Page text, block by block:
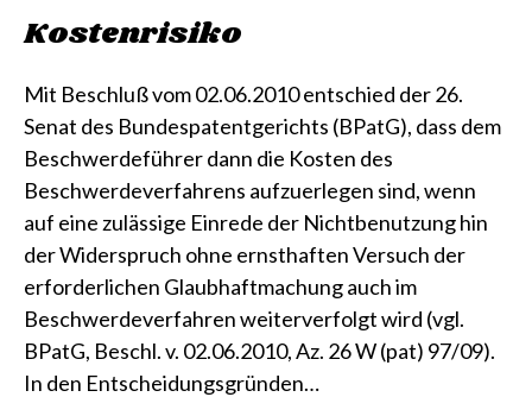
Kostenrisiko
Mit Beschluß vom 02.06.2010 entschied der 26.
Senat des Bundespatentgerichts (BPatG), dass dem
Beschwerdeführer dann die Kosten des
Beschwerdeverfahrens aufzuerlegen sind, wenn
auf eine zulässige Einrede der Nichtbenutzung hin
der Widerspruch ohne ernsthaften Versuch der
erforderlichen Glaubhaftmachung auch im
Beschwerdeverfahren weiterverfolgt wird (vgl.
BPatG, Beschl. v. 02.06.2010, Az. 26 W (pat) 97/09).
In den Entscheidungsgründen…